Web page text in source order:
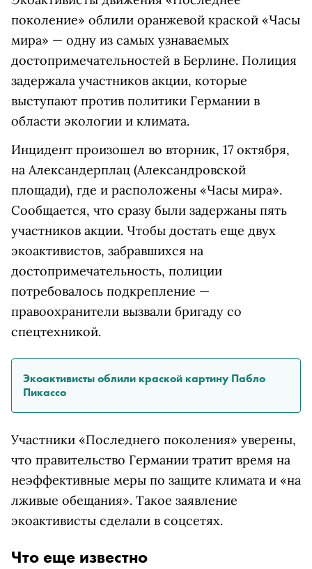
поколение» облили оранжевой краской «Часы
мира» — одну из самых узнаваемых
достопримечательностей в Берлине. Полиция
задержала участников акции, которые
выступают против политики Германии в
области экологии и климата.
Инцидент произошел во вторник, 17 октября,
на Александерплац (Александровской
площади), где и расположены «Часы мира».
Сообщается, что сразу были задержаны пять
участников акции. Чтобы достать еще двух
экоактивистов, забравшихся на
достопримечательность, полиции
потребовалось подкрепление —
правоохранители вызвали бригаду со
спецтехникой.
Экоактивисты облили краской картину Пабло
Пикассо
Участники «Последнего поколения» уверены,
что правительство Германии тратит время на
неэффективные меры по защите климата и «на
лживые обещания». Такое заявление
экоактивисты сделали в соцсетях.
Что еще известно